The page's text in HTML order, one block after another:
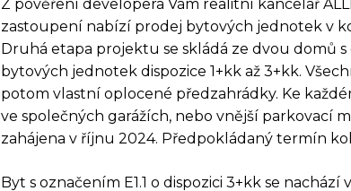
Z pověření developera Vám realitní kancelář
zastoupení nabízí prodej bytových jednotek v
Druhá etapa projektu se skládá ze dvou domů s
bytových jednotek dispozice 1+kk až 3+kk.
potom vlastní oplocené předzahrádky. Ke
ve společných garážích, nebo vnější parkovací
zahájena v říjnu 2024. Předpokládaný termín
Byt s označením E1.1 o dispozici 3+kk se